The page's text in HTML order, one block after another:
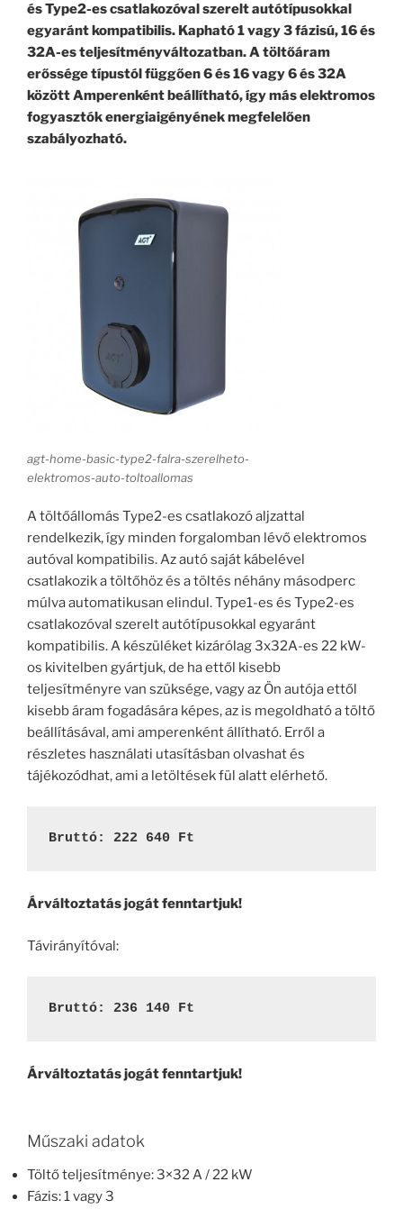
és Type2-es csatlakozóval szerelt autótípusokkal
egyaránt kompatibilis. Kapható 1 vagy 3 fázisú, 16 és
32A-es teljesítményváltozatban. A töltőáram
erőssége típustól függően 6 és 16 vagy 6 és 32A
között Amperenként beállítható, így más elektromos
fogyasztók energiaigényének megfelelően
szabályozható.
agt-home-basic-type2-falra-szerelheto-
elektromos-auto-toltoallomas
A töltőállomás Type2-es csatlakozó aljzattal
rendelkezik, így minden forgalomban lévő elektromos
autóval kompatibilis. Az autó saját kábelével
csatlakozik a töltőhöz és a töltés néhány másodperc
múlva automatikusan elindul. Type1-es és Type2-es
csatlakozóval szerelt autótípusokkal egyaránt
kompatibilis. A készüléket kizárólag 3x32A-es 22 kW-
os kivitelben gyártjuk, de ha ettől kisebb
teljesítményre van szüksége, vagy az Ön autója ettől
kisebb áram fogadására képes, az is megoldható a töltő
beállításával, ami amperenként állítható. Erről a
részletes használati utasításban olvashat és
tájékozódhat, ami a letöltések fül alatt elérhető.
Bruttó: 222 640 Ft‎
Árváltoztatás jogát fenntartjuk!
Távirányítóval:
Bruttó: 236 140 Ft‎
Árváltoztatás jogát fenntartjuk!
Műszaki adatok
Töltő teljesítménye: 3×32 A / 22 kW
Fázis: 1 vagy 3